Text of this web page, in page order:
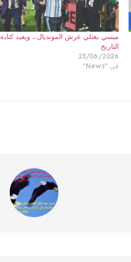
ميسي يعتلي عرش المونديال… ويعيد كتابة
التاريخ
23/06/2026
في "News"